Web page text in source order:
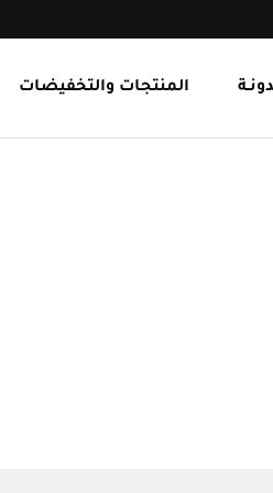
المنتجات والتخفيضات